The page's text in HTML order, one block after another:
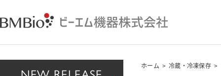
ホーム > 冷蔵・冷凍保存 >